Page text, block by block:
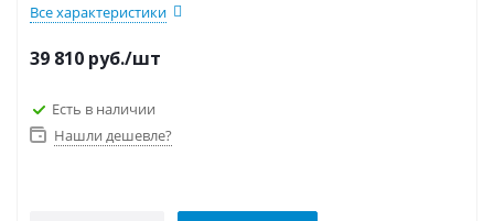
Все характеристики
39 810 руб./шт
Есть в наличии
Нашли дешевле?